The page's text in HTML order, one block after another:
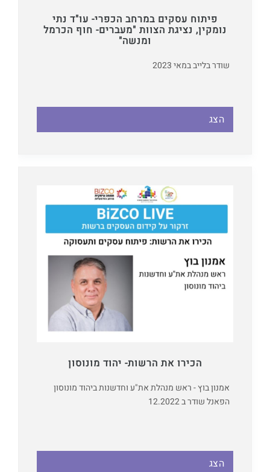
פיתוח עסקים במרחב הכפרי- עו"ד נתי
נומקין, נציגת הצוות "מעברים- חוף הכרמל
ומנשה"
שודר בלייב במאי 2023
הצג
הכירו את הרשות- יהוד מונוסון
אמנון בוץ - ראש מנהלת את"ע וחדשנות ביהוד מונוסון
הפאנל שודר ב 12.2022
הצג